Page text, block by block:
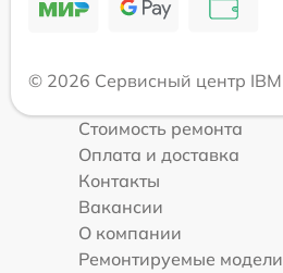
© 2026 Сервисный центр IBM
Стоимость ремонта
Оплата и доставка
Контакты
Вакансии
О компании
Ремонтируемые модели